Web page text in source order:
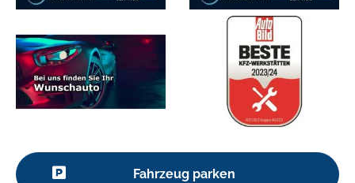
Fahrzeug parken